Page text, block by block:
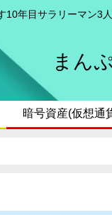
10年目サラリーマン3
まん
暗号資産(仮想通